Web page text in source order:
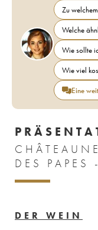
Zu
Welche
Wie sollte
Wie viel
Eine
DES PAPES
DER WEIN